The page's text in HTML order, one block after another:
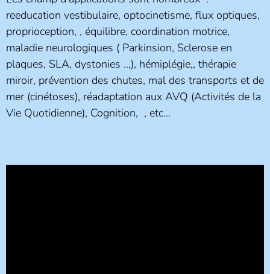
reeducation vestibulaire, optocinetisme, flux optiques,
proprioception, , équilibre, coordination motrice,
maladie neurologiques ( Parkinsion, Sclerose en
plaques, SLA, dystonies ..,), hémiplégie,, thérapie
miroir, prévention des chutes, mal des transports et de
mer (cinétoses), réadaptation aux AVQ (Activités de la
Vie Quotidienne), Cognition, , etc...